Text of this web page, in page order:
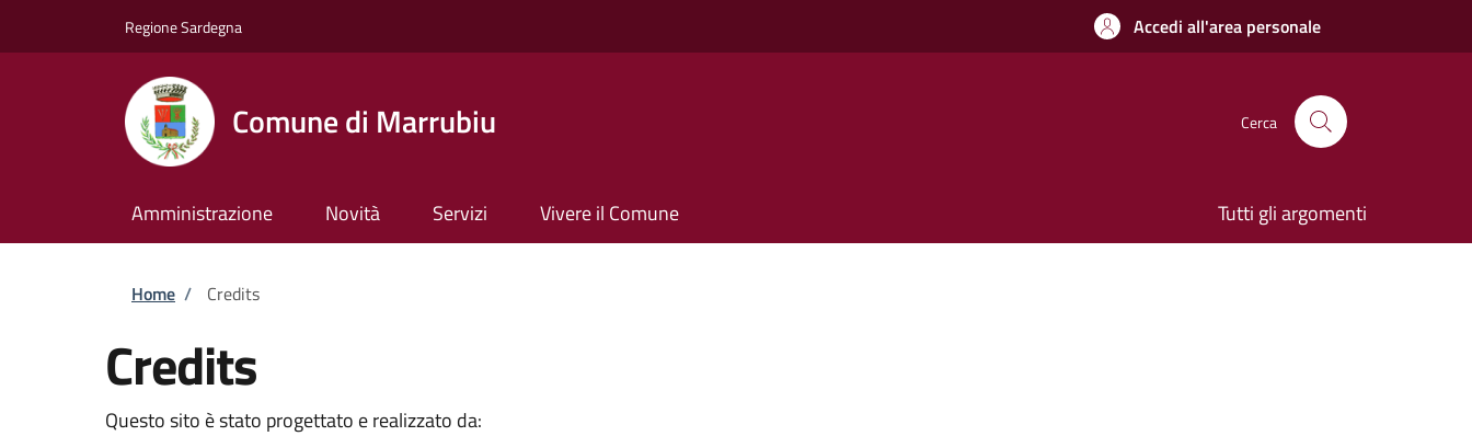
Regione Sardegna Accedi all'area personale
Comune di Marrubiu Cerca
Amministrazione Novità Servizi Vivere il Comune Tutti gli argomenti
Briciole di pane
Home / Credits
Credits
Questo sito è stato progettato e realizzato da: